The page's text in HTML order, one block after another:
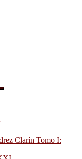
Buscar
Clarín Tomo I: